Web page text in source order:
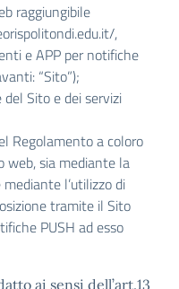
raggiungibile
,
e APP per notifiche
“Sito”);
Sito e dei servizi
Regolamento a coloro
web, sia mediante la
l’utilizzo di
tramite il Sito
PUSH ad esso
ai sensi dell’art.13